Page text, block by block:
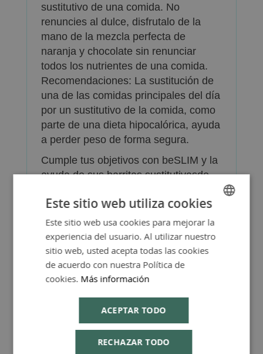
sustitutivo de una comida. No
renuncies al dulce, disfrutalo de la
mano de la mezcla perfecta de
naranja y chocolate sin renunciar
todos los nutrientes de una comida.
Recomendaciones: La sustitución de
una de las comidas principales del día
por un sustitutivo de la comida, como
parte de una dieta hipocalórica, ayuda
a perder peso de forma segura.
Cumple tus objetivos con beSLIM y la
ayuda de sus barritas sustitutivasde
renunciar al mejor sabor. ¡Llevatelas
de excursión o al trabajo!
Científicamente probado para
adelgazar.
SPANISH
ENGLISH
Este sitio web utiliza cookies
Este sitio web usa cookies para mejorar la
experiencia del usuario. Al utilizar nuestro
sitio web, usted acepta todas las cookies
de acuerdo con nuestra Política de
cookies. Más información
ACEPTAR TODO
RECHAZAR TODO